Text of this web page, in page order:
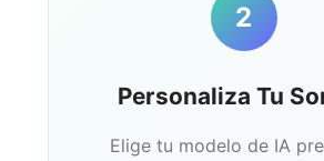
2
Personaliza Tu
Elige tu modelo de IA